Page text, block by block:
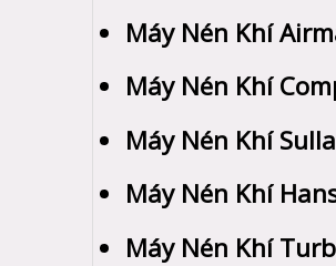
Máy Nén Khí
Máy Nén Khí
Máy Nén Khí
Máy Nén Khí
Máy Nén Khí